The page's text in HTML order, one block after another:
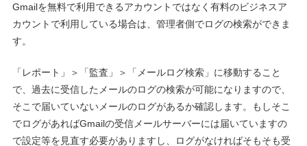
Gmailを無料で利用できるアカウントではなく有料のビジネスア
カウントで利用している場合は、管理者側でログの検索ができま
す。
「レポート」＞「監査」＞「メールログ検索」に移動すること
で、過去に受信したメールのログの検索が可能になりますので、
そこで届いていないメールのログがあるか確認します。もしそこ
でログがあればGmailの受信メールサーバーには届いていますの
で設定等を見直す必要がありますし、ログがなければそもそも受